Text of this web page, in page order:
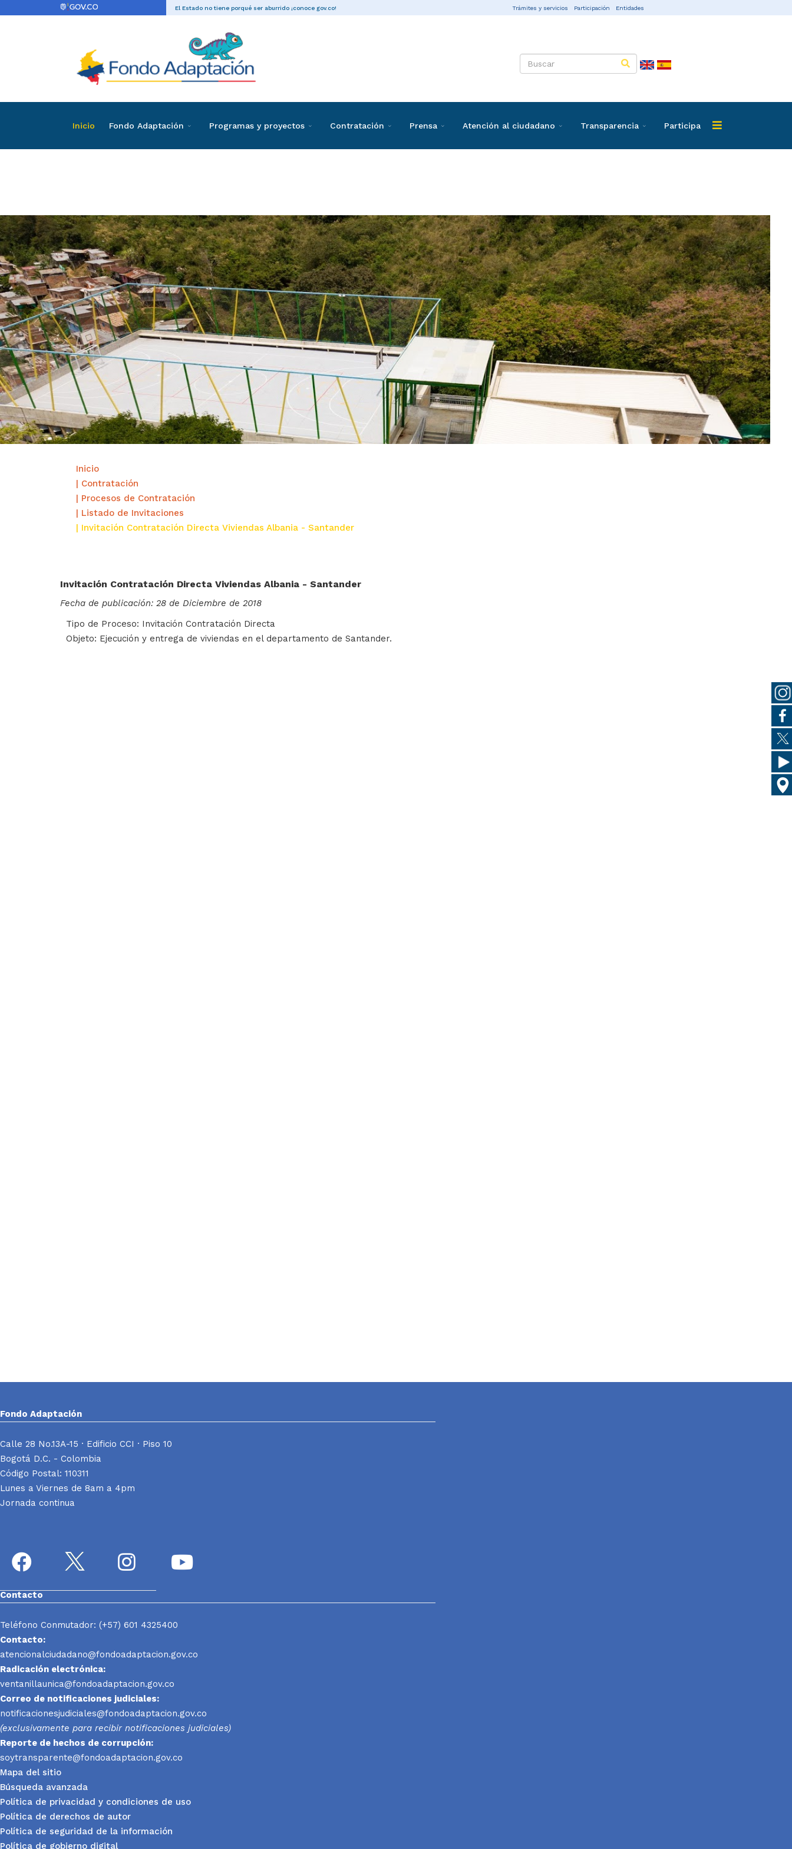
El Estado no tiene porqué ser aburrido ¡conoce gov.co! Trámites y servicios Participación Entidades
Inicio Fondo Adaptación Programas y proyectos Contratación Prensa Atención al ciudadano Transparencia Participa
Listado de invitaciones
Inicio
| Contratación
| Procesos de Contratación
| Listado de Invitaciones
| Invitación Contratación Directa Viviendas Albania - Santander
Invitación Contratación Directa Viviendas Albania - Santander
Fecha de publicación: 28 de Diciembre de 2018
Tipo de Proceso: Invitación Contratación Directa
Objeto: Ejecución y entrega de viviendas en el departamento de Santander.
Fondo Adaptación
Calle 28 No.13A-15 · Edificio CCI · Piso 10
Bogotá D.C. - Colombia
Código Postal: 110311
Lunes a Viernes de 8am a 4pm
Jornada continua
Contacto
Teléfono Conmutador: (+57) 601 4325400
Contacto:
atencionalciudadano@fondoadaptacion.gov.co
Radicación electrónica:
ventanillaunica@fondoadaptacion.gov.co
Correo de notificaciones judiciales:
notificacionesjudiciales@fondoadaptacion.gov.co
(exclusivamente para recibir notificaciones judiciales)
Reporte de hechos de corrupción:
soytransparente@fondoadaptacion.gov.co
Mapa del sitio
Búsqueda avanzada
Política de privacidad y condiciones de uso
Política de derechos de autor
Política de seguridad de la información
Política de gobierno digital